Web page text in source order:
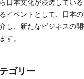
日本文化が浸透してい
イベントとして、日本
し、新たなビジネスの
す。
ゴリー